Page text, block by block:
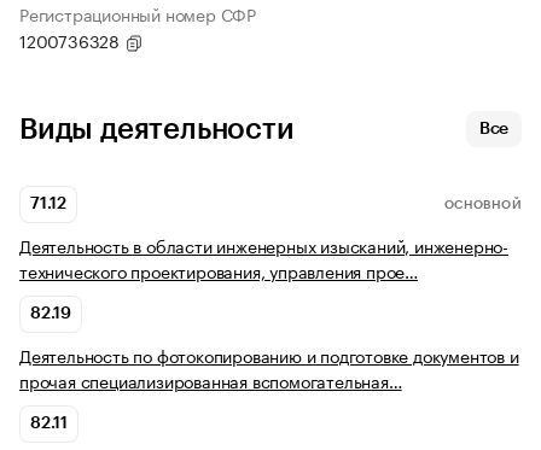
Регистрационный номер СФР
1200736328
Виды деятельности Все
71.12 ОСНОВНОЙ
Деятельность в области инженерных изысканий, инженерно-
технического проектирования, управления прое…
82.19
Деятельность по фотокопированию и подготовке документов и
прочая специализированная вспомогательная…
82.11